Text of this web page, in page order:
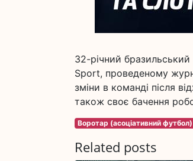
32-річний бразильський
Sport, проведеному
зміни в команді після
також своє бачення
Воротар (асоціативний футбол)
Related posts